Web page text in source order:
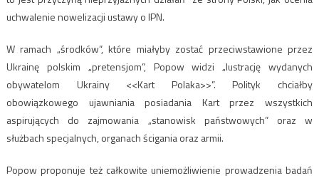
uchwalenie nowelizacji ustawy o IPN.
W ramach „środków”, które miałyby zostać przeciwstawione przez
Ukrainę polskim „pretensjom”, Popow widzi „lustrację wydanych
obywatelom Ukrainy <<Kart Polaka>>”. Polityk chciałby
obowiązkowego ujawniania posiadania Kart przez wszystkich
aspirujących do zajmowania „stanowisk państwowych” oraz w
służbach specjalnych, organach ścigania oraz armii.
Popow proponuje też całkowite uniemożliwienie prowadzenia badań